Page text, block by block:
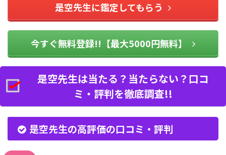
是空先生に鑑定してもらう
今すぐ無料登録!!【最大5000円無料】
是空先生は当たる？当たらない？口コ
ミ・評判を徹底調査!!
是空先生の高評価の口コミ・評判